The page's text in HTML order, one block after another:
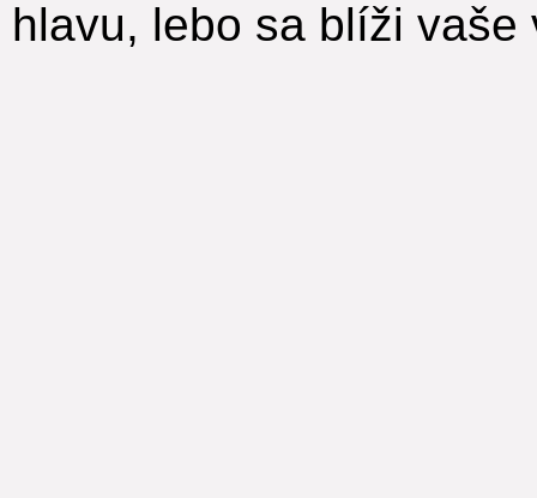
hlavu, lebo sa blíži vaše